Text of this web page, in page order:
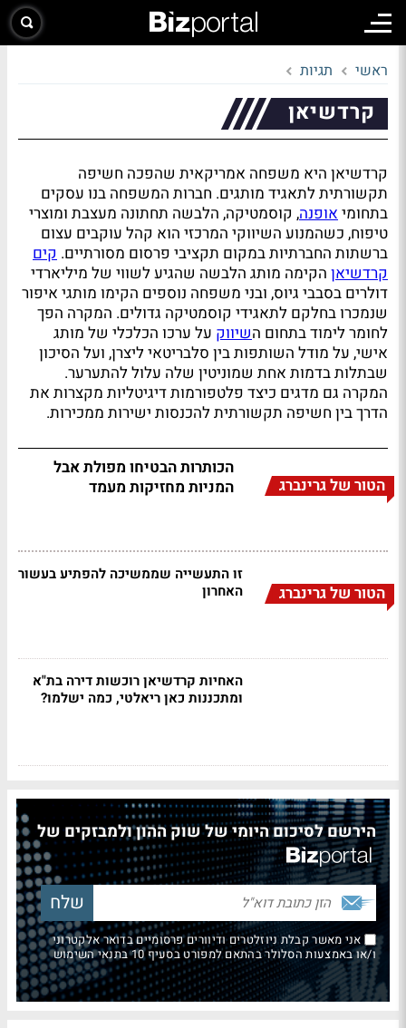
ראשי תגיות
קרדשיאן
קרדשיאן היא משפחה אמריקאית שהפכה חשיפה
תקשורתית לתאגיד מותגים. חברות המשפחה בנו עסקים
בתחומיאופנה, קוסמטיקה, הלבשה תחתונה מעצבת ומוצרי
טיפוח, כשהמנוע השיווקי המרכזי הוא קהל עוקבים עצום
ברשתות החברתיות במקום תקציבי פרסום מסורתיים. קים
קרדשיאן הקימה מותג הלבשה שהגיע לשווי של מיליארדי
דולרים בסבבי גיוס, ובני משפחה נוספים הקימו מותגי איפור
שנמכרו בחלקם לתאגידי קוסמטיקה גדולים. המקרה הפך
לחומר לימוד בתחום השיווק על ערכו הכלכלי של מותג
אישי, על מודל השותפות בין סלבריטאי ליצרן, ועל הסיכון
שבתלות בדמות אחת שמוניטין שלה עלול להתערער.
המקרה גם מדגים כיצד פלטפורמות דיגיטליות מקצרות את
הדרך בין חשיפה תקשורתית להכנסות ישירות ממכירות.
הטור של גרינברג
הכותרות הבטיחו מפולת אבל
המניות מחזיקות מעמד
הטור של גרינברג
זו התעשייה שממשיכה להפתיע בעשור
האחרון
האחיות קרדשיאן רוכשות דירה בת"א
ומתכננות כאן ריאלטי, כמה ישלמו?
הירשם לסיכום היומי של שוק ההון ולמבזקים של
אני מאשר קבלת ניוזלטרים ודיוורים פרסומיים בדואר אלקטרוני
ו/או באמצעות הסלולר בהתאם למפורט בסעיף 10 בתנאי השימוש